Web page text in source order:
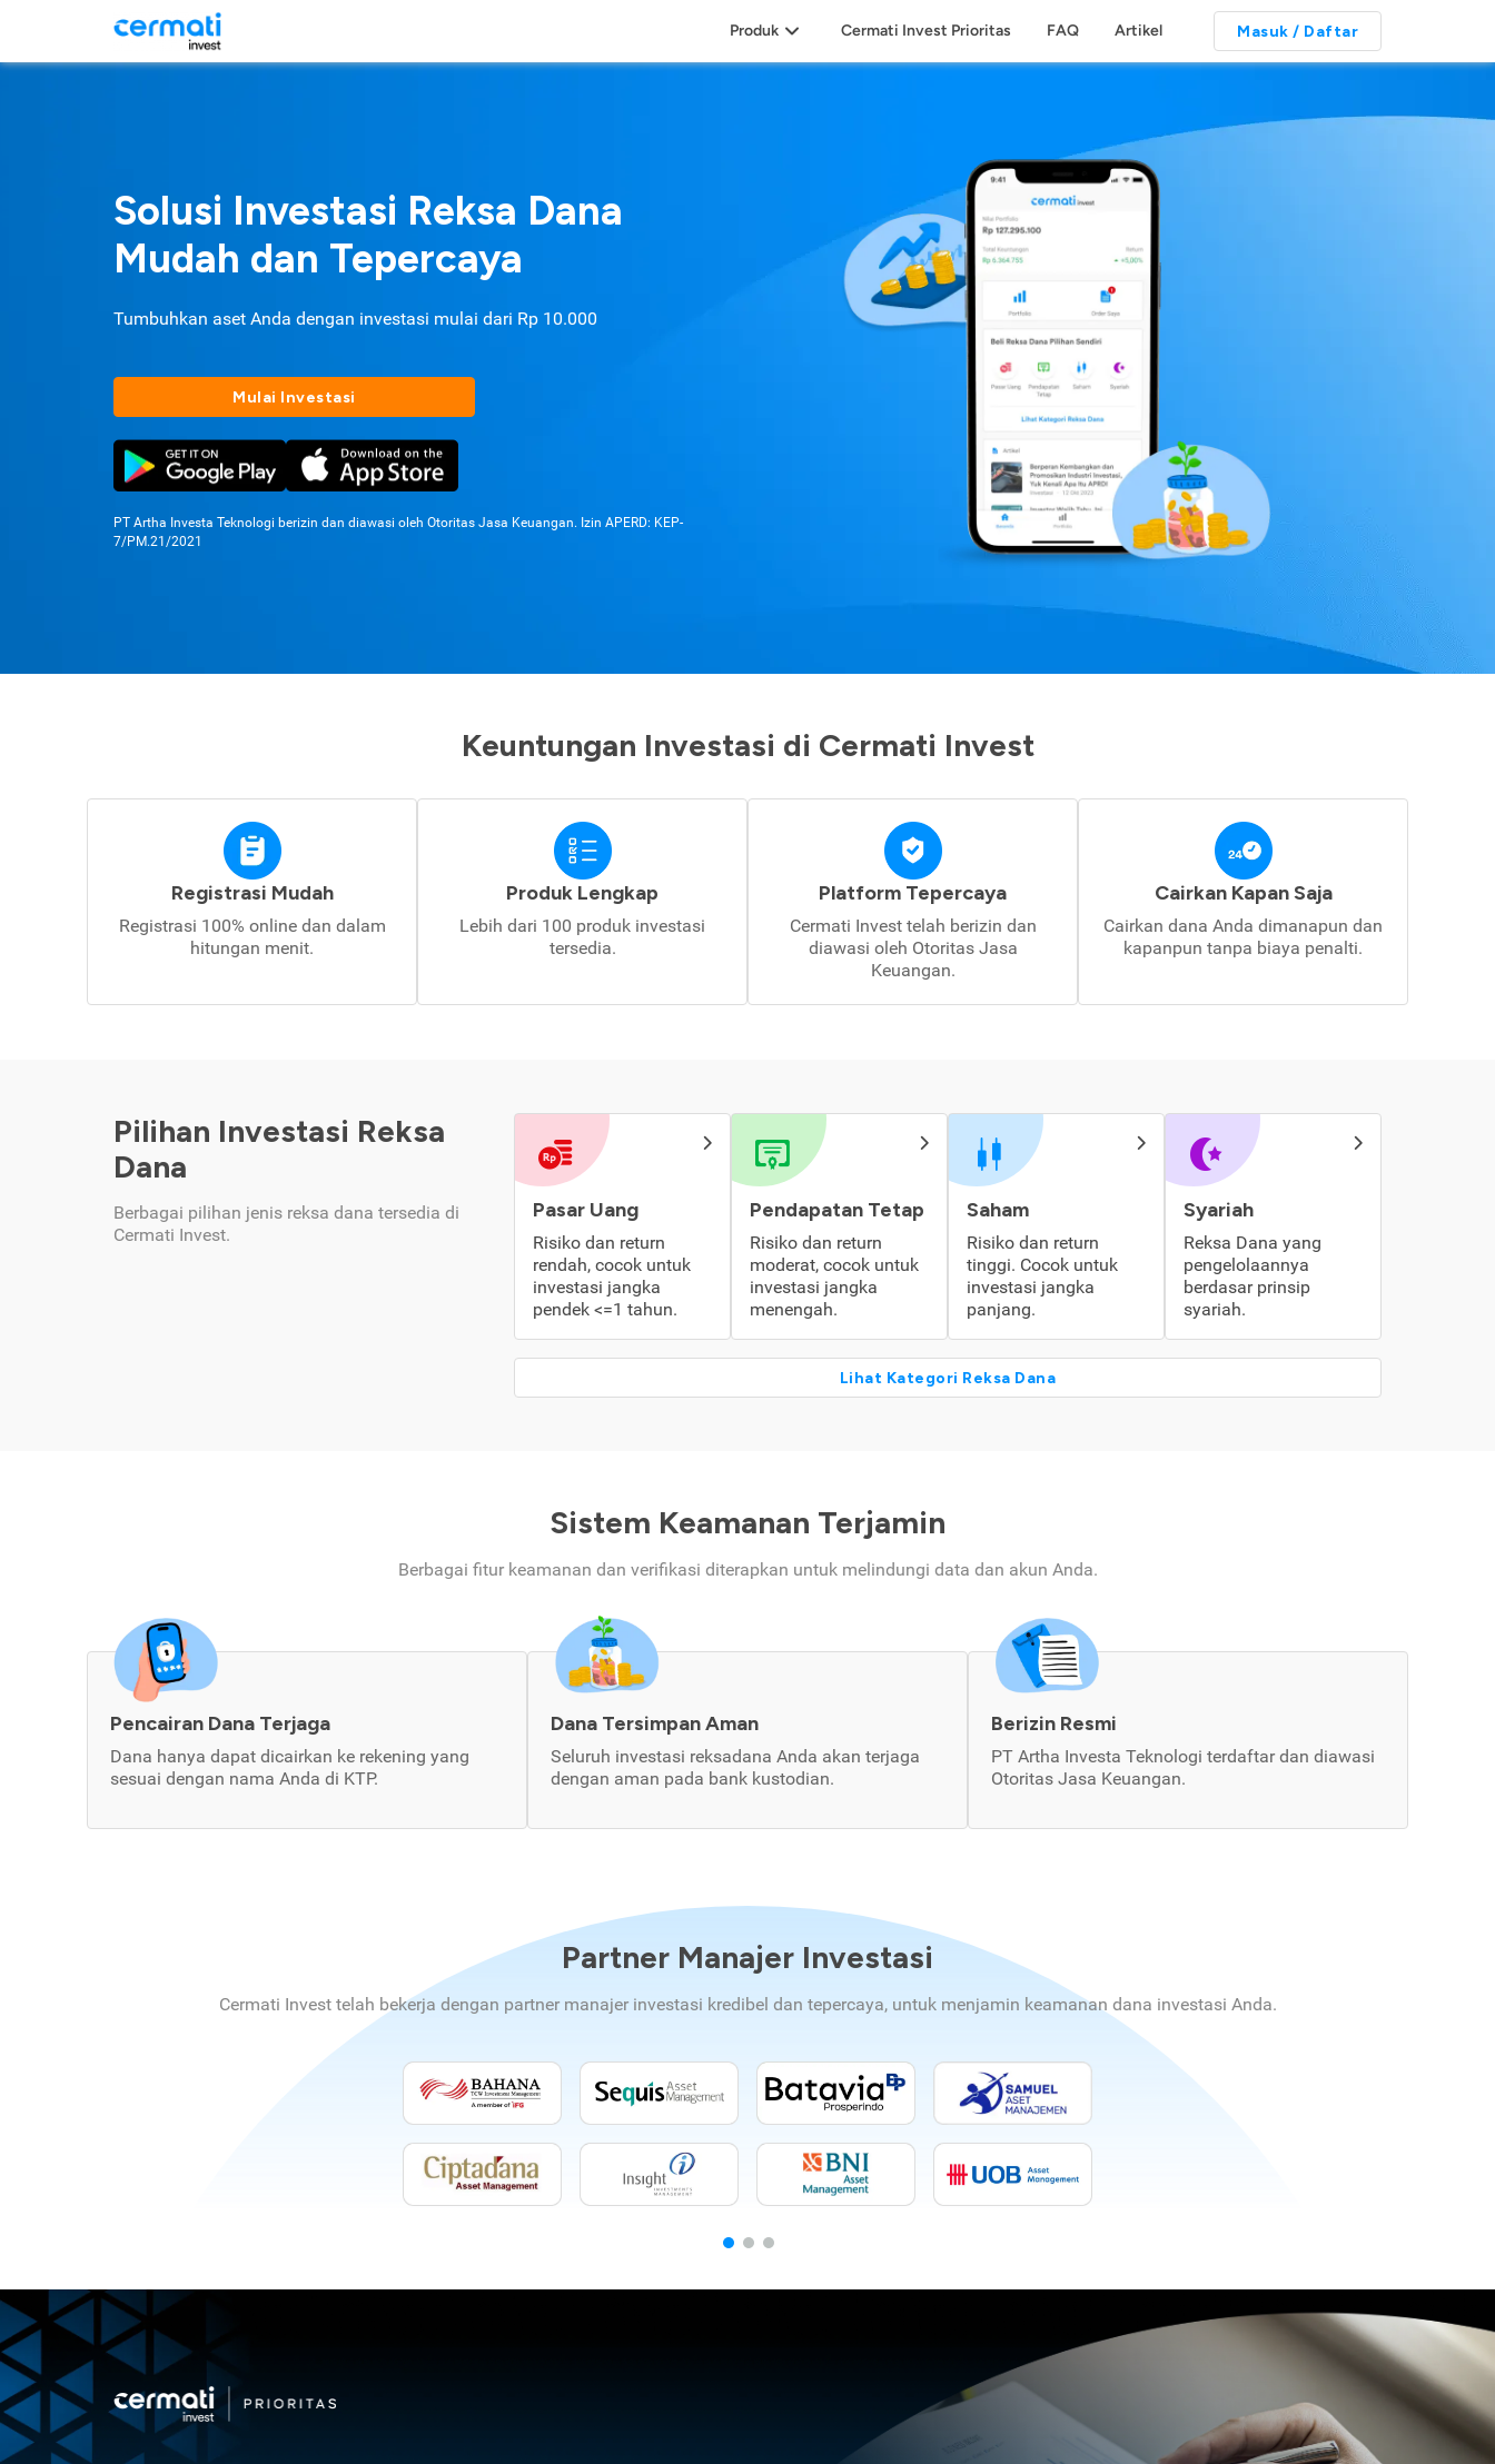
Produk Cermati Invest Prioritas FAQ Artikel Masuk / Daftar
Solusi Investasi Reksa Dana
Mudah dan Tepercaya
Tumbuhkan aset Anda dengan investasi mulai dari Rp 10.000
Mulai Investasi
PT Artha Investa Teknologi berizin dan diawasi oleh Otoritas Jasa Keuangan. Izin APERD: KEP-
7/PM.21/2021
Keuntungan Investasi di Cermati Invest
Registrasi Mudah
Registrasi 100% online dan dalam
hitungan menit.
Produk Lengkap
Lebih dari 100 produk investasi
tersedia.
Platform Tepercaya
Cermati Invest telah berizin dan
diawasi oleh Otoritas Jasa
Keuangan.
Cairkan Kapan Saja
Cairkan dana Anda dimanapun dan
kapanpun tanpa biaya penalti.
Pilihan Investasi Reksa
Dana
Berbagai pilihan jenis reksa dana tersedia di
Cermati Invest.
Pasar Uang
Risiko dan return
rendah, cocok untuk
investasi jangka
pendek <=1 tahun.
Pendapatan Tetap
Risiko dan return
moderat, cocok untuk
investasi jangka
menengah.
Saham
Risiko dan return
tinggi. Cocok untuk
investasi jangka
panjang.
Syariah
Reksa Dana yang
pengelolaannya
berdasar prinsip
syariah.
Lihat Kategori Reksa Dana
Sistem Keamanan Terjamin
Berbagai fitur keamanan dan verifikasi diterapkan untuk melindungi data dan akun Anda.
Pencairan Dana Terjaga
Dana hanya dapat dicairkan ke rekening yang
sesuai dengan nama Anda di KTP.
Dana Tersimpan Aman
Seluruh investasi reksadana Anda akan terjaga
dengan aman pada bank kustodian.
Berizin Resmi
PT Artha Investa Teknologi terdaftar dan diawasi
Otoritas Jasa Keuangan.
Partner Manajer Investasi
Cermati Invest telah bekerja dengan partner manajer investasi kredibel dan tepercaya, untuk menjamin keamanan dana investasi Anda.